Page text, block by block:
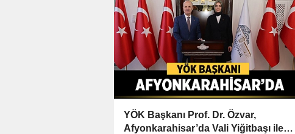
YÖK Başkanı Prof. Dr. Özvar,
Afyonkarahisar’da Vali Yiğitbaşı ile